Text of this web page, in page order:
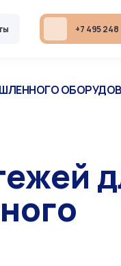
+7 495 248